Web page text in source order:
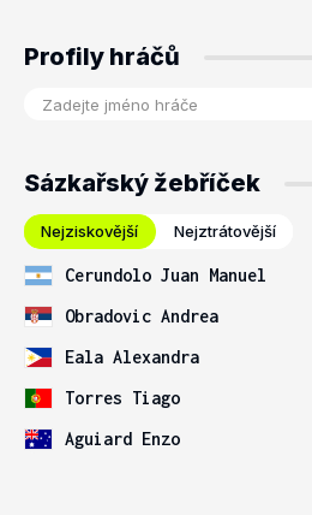
Profily hráčů
Sázkařský žebříček
Nejziskovější Nejztrátovější
Cerundolo Juan Manuel
Obradovic Andrea
Eala Alexandra
Torres Tiago
Aguiard Enzo